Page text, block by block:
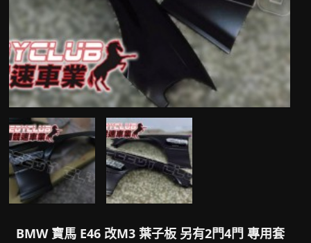
BMW 寶馬 E46 改M3 葉子板 另有2門4門 專用套